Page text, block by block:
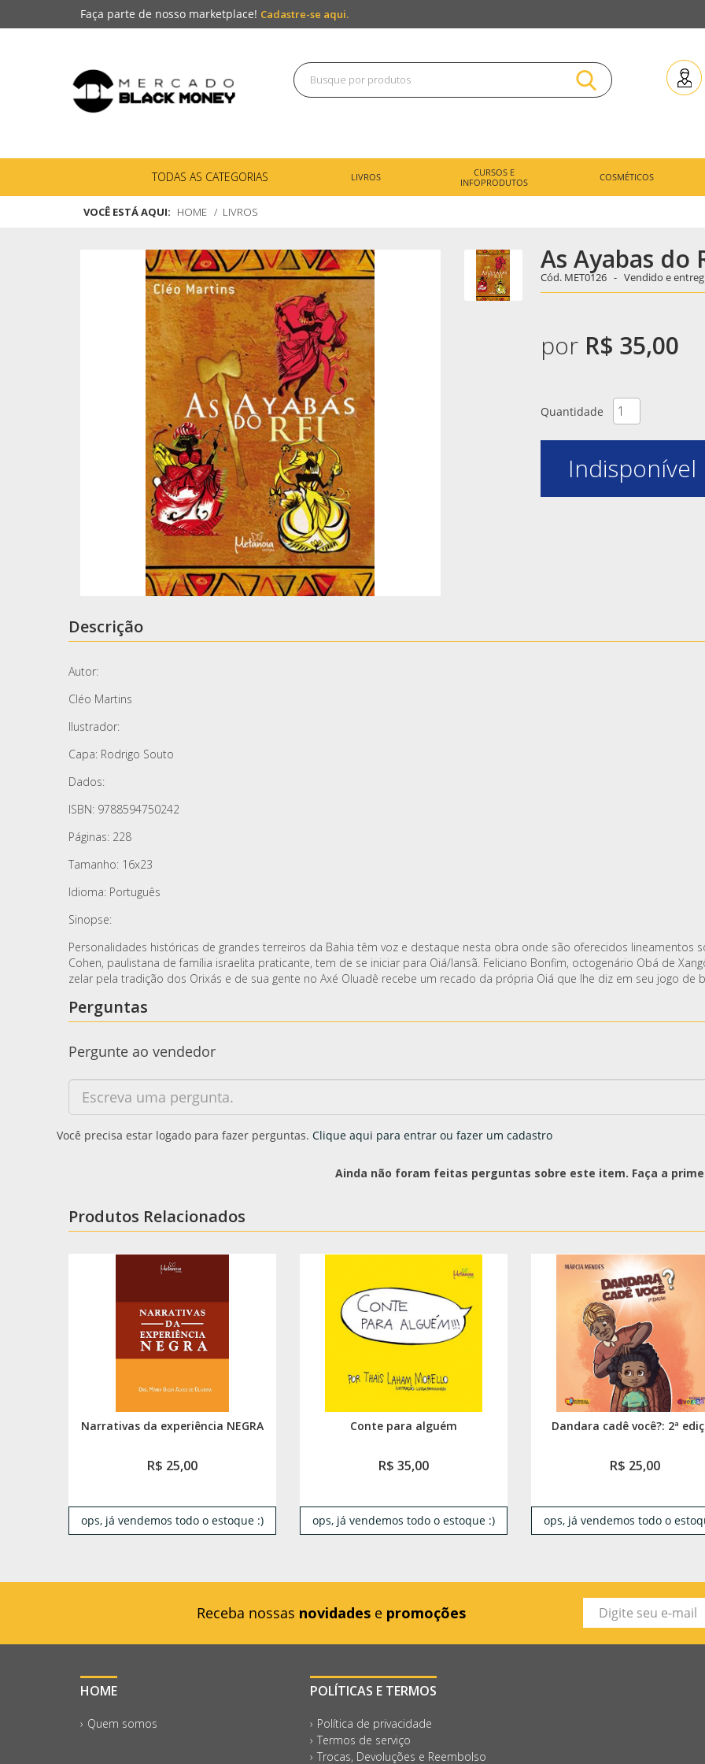
Faça parte de nosso marketplace! Cadastre-se aqui.
TODAS AS CATEGORIAS LIVROS
CURSOS E
INFOPRODUTOS
COSMÉTICOS
VOCÊ ESTÁ AQUI: HOME LIVROS
As Ayabas do
Cód. MET0126 - Vendido e
por R$ 35,00
Quantidade
Indisponível
Descrição
Autor:
Cléo Martins
Ilustrador:
Capa: Rodrigo Souto
Dados:
ISBN: 9788594750242
Páginas: 228
Tamanho: 16x23
Idioma: Português
Sinopse:
Personalidades históricas de grandes terreiros da Bahia têm voz e destaque nesta obra onde são oferecidos lineamentos
Cohen, paulistana de família israelita praticante, tem de se iniciar para Oiá/Iansã. Feliciano Bonfim, octogenário Obá de
zelar pela tradição dos Orixás e de sua gente no Axé Oluadê recebe um recado da própria Oiá que lhe diz em seu jogo de
Perguntas
Pergunte ao vendedor
Você precisa estar logado para fazer perguntas. Clique aqui para entrar ou fazer um cadastro
Ainda não foram feitas perguntas sobre este item. Faça a
Produtos Relacionados
Narrativas da experiência NEGRA
R$ 25,00
ops, já vendemos todo o estoque :)
Conte para alguém
R$ 35,00
ops, já vendemos todo o estoque :)
Dandara cadê você?: 2ª
R$ 25,00
ops, já vendemos todo o
Receba nossas novidades e promoções
HOME
Quem somos
POLÍTICAS E TERMOS
Política de privacidade
Termos de serviço
Trocas, Devoluções e Reembolso